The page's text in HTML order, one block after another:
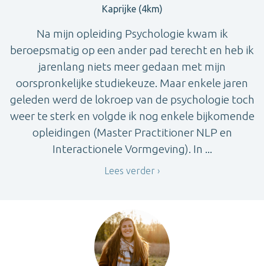
Kaprijke (4km)
Na mijn opleiding Psychologie kwam ik
beroepsmatig op een ander pad terecht en heb ik
jarenlang niets meer gedaan met mijn
oorspronkelijke studiekeuze. Maar enkele jaren
geleden werd de lokroep van de psychologie toch
weer te sterk en volgde ik nog enkele bijkomende
opleidingen (Master Practitioner NLP en
Interactionele Vormgeving). In ...
Lees verder